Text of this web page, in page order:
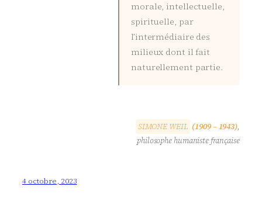
morale, intellectuelle,
spirituelle, par
l’intermédiaire des
milieux dont il fait
naturellement partie.
SIMONE WEIL (1909 – 1943),
philosophe humaniste française
4 octobre, 2023